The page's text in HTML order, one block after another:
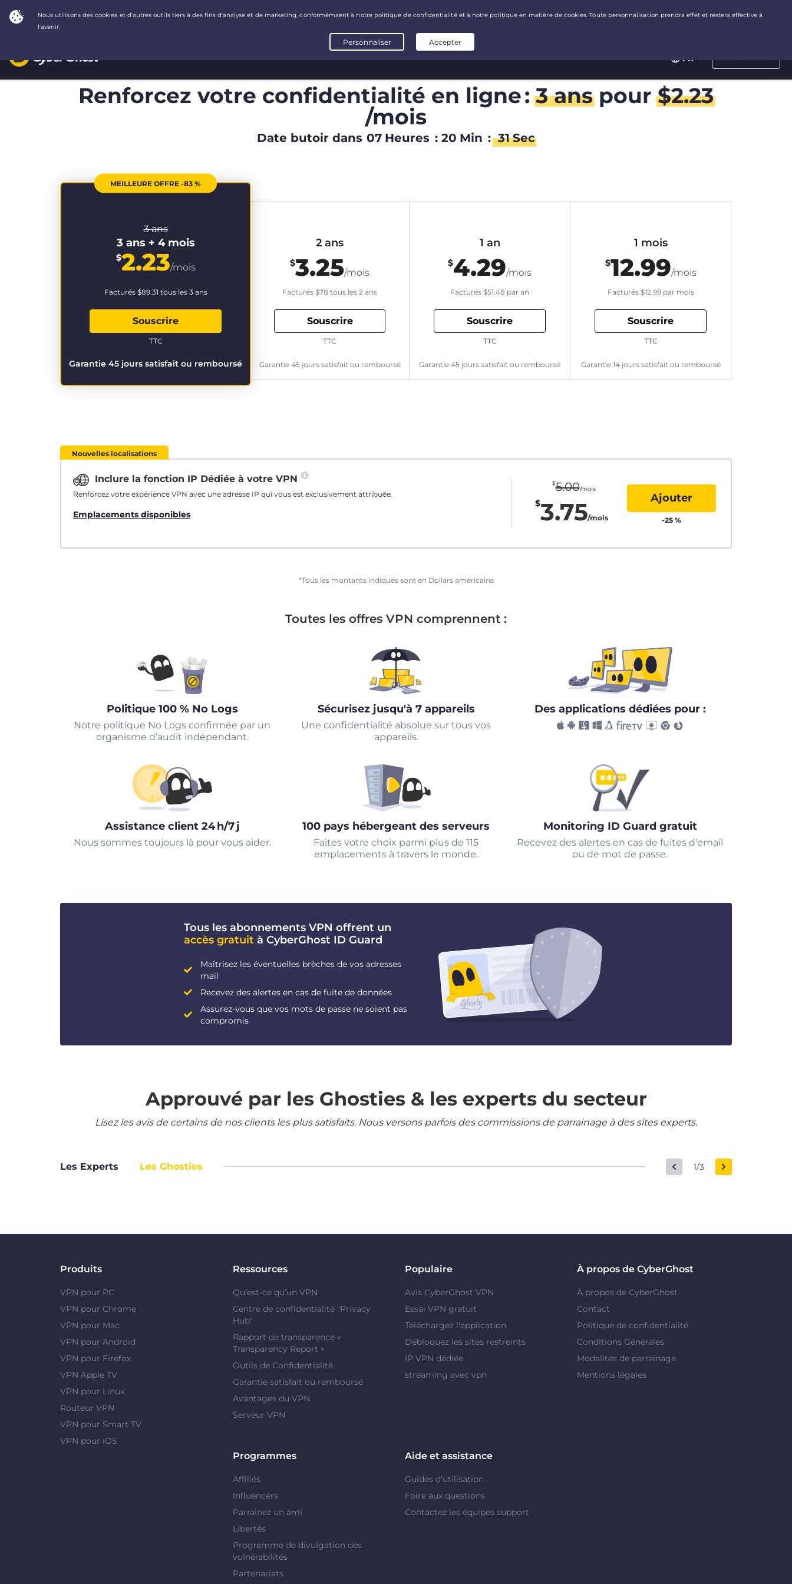
FR
Renforcez votre confidentialité en ligne :3 anspour$2.23
/mois
Date butoir dans 07 Heures : 20 Min : 30 Sec
MEILLEURE OFFRE -83 %
3 ans
3 ans + 4 mois
$2.23/mois
Facturés $89.31 tous les 3 ans
Souscrire
Garantie 45 jours satisfait ou remboursé
TTC
2 ans
$3.25/mois
Facturés$78 tous les 2 ans
Souscrire
Garantie 45 jours satisfait ou remboursé
TTC
1 an
$4.29/mois
Facturés $51.48 par an
Souscrire
Garantie 45 jours satisfait ou remboursé
TTC
1 mois
$12.99/mois
Facturés $12.99par mois
Souscrire
Garantie 14 jours satisfait ou remboursé
TTC
Nouvelles localisations
Inclure la fonction IP Dédiée à votre VPN
Renforcez votre expérience VPN avec une adresse IP qui vous est exclusivement attribuée.
Emplacements disponibles
$5.00/mois
$3.75/mois
Ajouter
-25 %
*Tous les montants indiqués sont en Dollars américains
Toutes les offres VPN comprennent :
Politique 100 % No Logs
Notre politique No Logs confirmée par un
organisme d’audit indépendant.
Sécurisez jusqu'à 7 appareils
Une confidentialité absolue sur tous vos
appareils.
Des applications dédiées pour :
Assistance client 24 h/7 j
Nous sommes toujours là pour vous aider.
100 pays hébergeant des serveurs
Faites votre choix parmi plus de 115
emplacements à travers le monde.
Monitoring ID Guard gratuit
Recevez des alertes en cas de fuites d'email
ou de mot de passe.
Tous les abonnements VPN offrent un
accès gratuit à CyberGhost ID Guard
Maîtrisez les éventuelles brèches de vos adresses
mail
Recevez des alertes en cas de fuite de données
Assurez-vous que vos mots de passe ne soient pas
compromis
Approuvé par les Ghosties & les experts du secteur
Lisez les avis de certains de nos clients les plus satisfaits. Nous versons parfois des commissions de parrainage à des sites experts.
Les Experts Les Ghosties 1/3
Produits
VPN pour PC
VPN pour Chrome
VPN pour Mac
VPN pour Android
VPN pour Firefox
VPN Apple TV
VPN pour Linux
Routeur VPN
VPN pour Smart TV
VPN pour iOS
Ressources
Qu’est-ce qu’un VPN
Centre de confidentialité "Privacy
Hub"
Rapport de transparence «
Transparency Report »
Outils de Confidentialité
Garantie satisfait ou remboursé
Avantages du VPN
Serveur VPN
Populaire
Avis CyberGhost VPN
Essai VPN gratuit
Téléchargez l'application
Débloquez les sites restreints
IP VPN dédiée
streaming avec vpn
À propos de CyberGhost
À propos de CyberGhost
Contact
Politique de confidentialité
Conditions Générales
Modalités de parrainage
Mentions légales
Programmes
Affiliés
Influencers
Parrainez un ami
Libertés
Programme de divulgation des
vulnérabilités
Partenariats
Aide et assistance
Guides d’utilisation
Foire aux questions
Contactez les équipes support